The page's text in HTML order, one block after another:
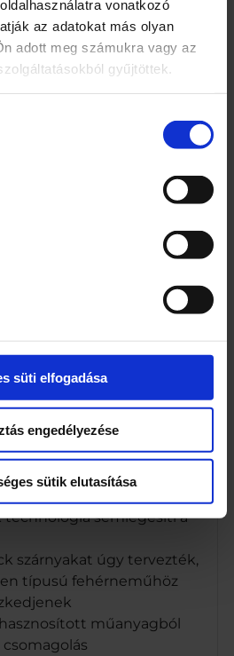
vonatkozó
az adatokat más olyan
adott meg számukra vagy az
gyűjtöttek.
süti elfogadása
engedélyezése
sütik elutasítása
méretekben
Night betétet! Az Always
betétek a Skin
bőrgyógyászati
Service Gmbh, 65823
hogy frissnek és
képességű egészségügyi
rendszerrel, amely
alatt felszívja a folyadékot
technológia magába zárja a
segít megelőzni a
technológia semlegesíti a
szárnyakat úgy tervezték,
típusú fehérneműhöz
műanyagból